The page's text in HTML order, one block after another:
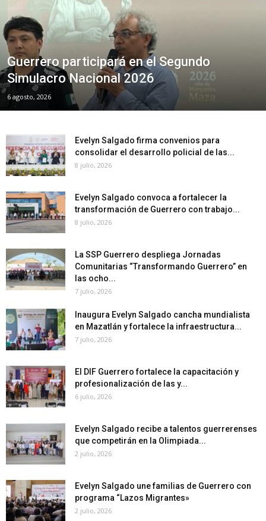
Guerrero participará en el Segundo
Simulacro Nacional 2026
6 agosto, 2026
Evelyn Salgado firma convenios para
consolidar el desarrollo policial de las...
8 julio, 2026
Evelyn Salgado convoca a fortalecer la
transformación de Guerrero con trabajo...
8 julio, 2026
La SSP Guerrero despliega Jornadas
Comunitarias “Transformando Guerrero” en
las ocho...
7 julio, 2026
Inaugura Evelyn Salgado cancha mundialista
en Mazatlán y fortalece la infraestructura...
7 julio, 2026
El DIF Guerrero fortalece la capacitación y
profesionalización de las y...
6 julio, 2026
Evelyn Salgado recibe a talentos guerrerenses
que competirán en la Olimpiada...
2 julio, 2026
Evelyn Salgado une familias de Guerrero con
programa “Lazos Migrantes»
2 julio, 2026